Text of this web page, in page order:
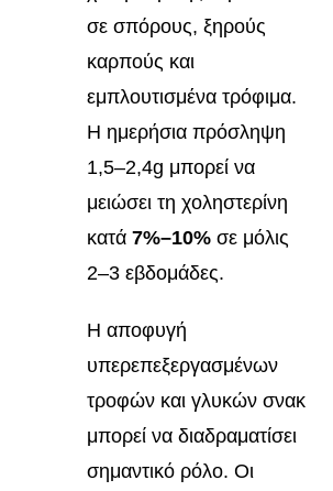
σε σπόρους, ξηρούς
καρπούς και
εμπλουτισμένα τρόφιμα.
Η ημερήσια πρόσληψη
1,5–2,4g μπορεί να
μειώσει τη χοληστερίνη
κατά 7%–10% σε μόλις
2–3 εβδομάδες.
Η αποφυγή
υπερεπεξεργασμένων
τροφών και γλυκών σνακ
μπορεί να διαδραματίσει
σημαντικό ρόλο. Οι